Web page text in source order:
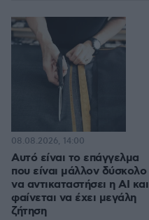
Αυτό είναι το επάγγελμα
που είναι μάλλον δύσκολο
να αντικαταστήσει η AI και
φαίνεται να έχει μεγάλη
ζήτηση
08.08.2026, 14:00